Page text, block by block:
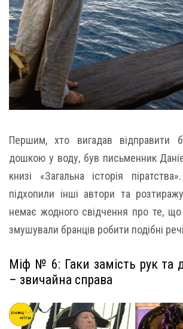
Першим, хто вигадав відправити
дошкою у воду, був письменник
книзі «Загальна історія
підхопили інші автори та
немає жодного свідчення про те, що
змушували бранців робити подібні
Міф № 6: Гаки замість рук та
– звичайна справа